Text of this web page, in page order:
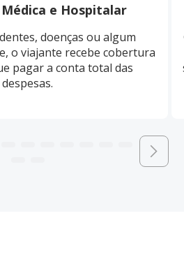
e Hospitalar
doenças ou algum
o viajante recebe cobertura
pagar a conta total das
despesas.